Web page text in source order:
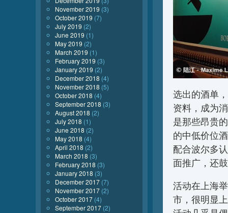
选出的酒单
资料，成为
是那些昂贵
的中低价位
配合波尔多
面推广，还
活动在上海
市，很明显
November 2019 (3)
October 2019 (7)
July 2019 (2)
June 2019 (1)
May 2019 (2)
March 2019 (1)
February 2019 (3)
January 2019 (2)
December 2018 (4)
November 2018 (5)
October 2018 (4)
September 2018 (3)
August 2018 (2)
July 2018 (1)
June 2018 (2)
May 2018 (4)
April 2018 (2)
March 2018 (3)
February 2018 (3)
January 2018 (3)
December 2017 (7)
November 2017 (2)
October 2017 (4)
September 2017 (2)